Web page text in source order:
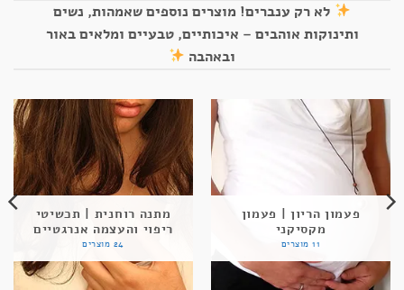
לא רק ענברים! מוצרים נוספים שאמהות, נשים
ותינוקות אוהבים – איכותיים, טבעיים ומלאים באור
ובאהבה
פעמון הריון | פעמון
מקסיקני
11 מוצרים
מתנה רוחנית | תכשיטי
ריפוי והעצמה אנרגטיים
24 מוצרים